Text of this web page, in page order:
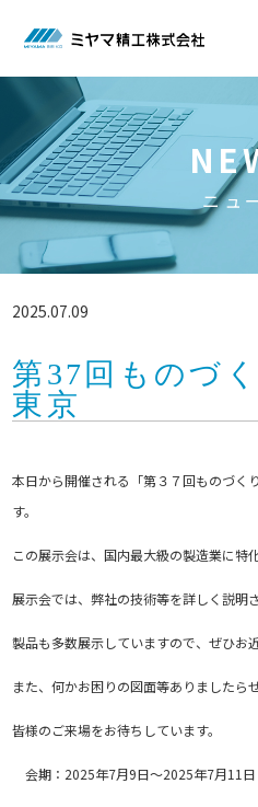
ニュ
2025.07.09
第37回ものづ
東京
本日から開催される「第３７回ものづ
す。
この展示会は、国内最大級の製造業に特
展示会では、弊社の技術等を詳しく説明
製品も多数展示していますので、ぜひお
また、何かお困りの図面等ありましたら
皆様のご来場をお待ちしています。
会期：2025年7月9日～2025年7月11